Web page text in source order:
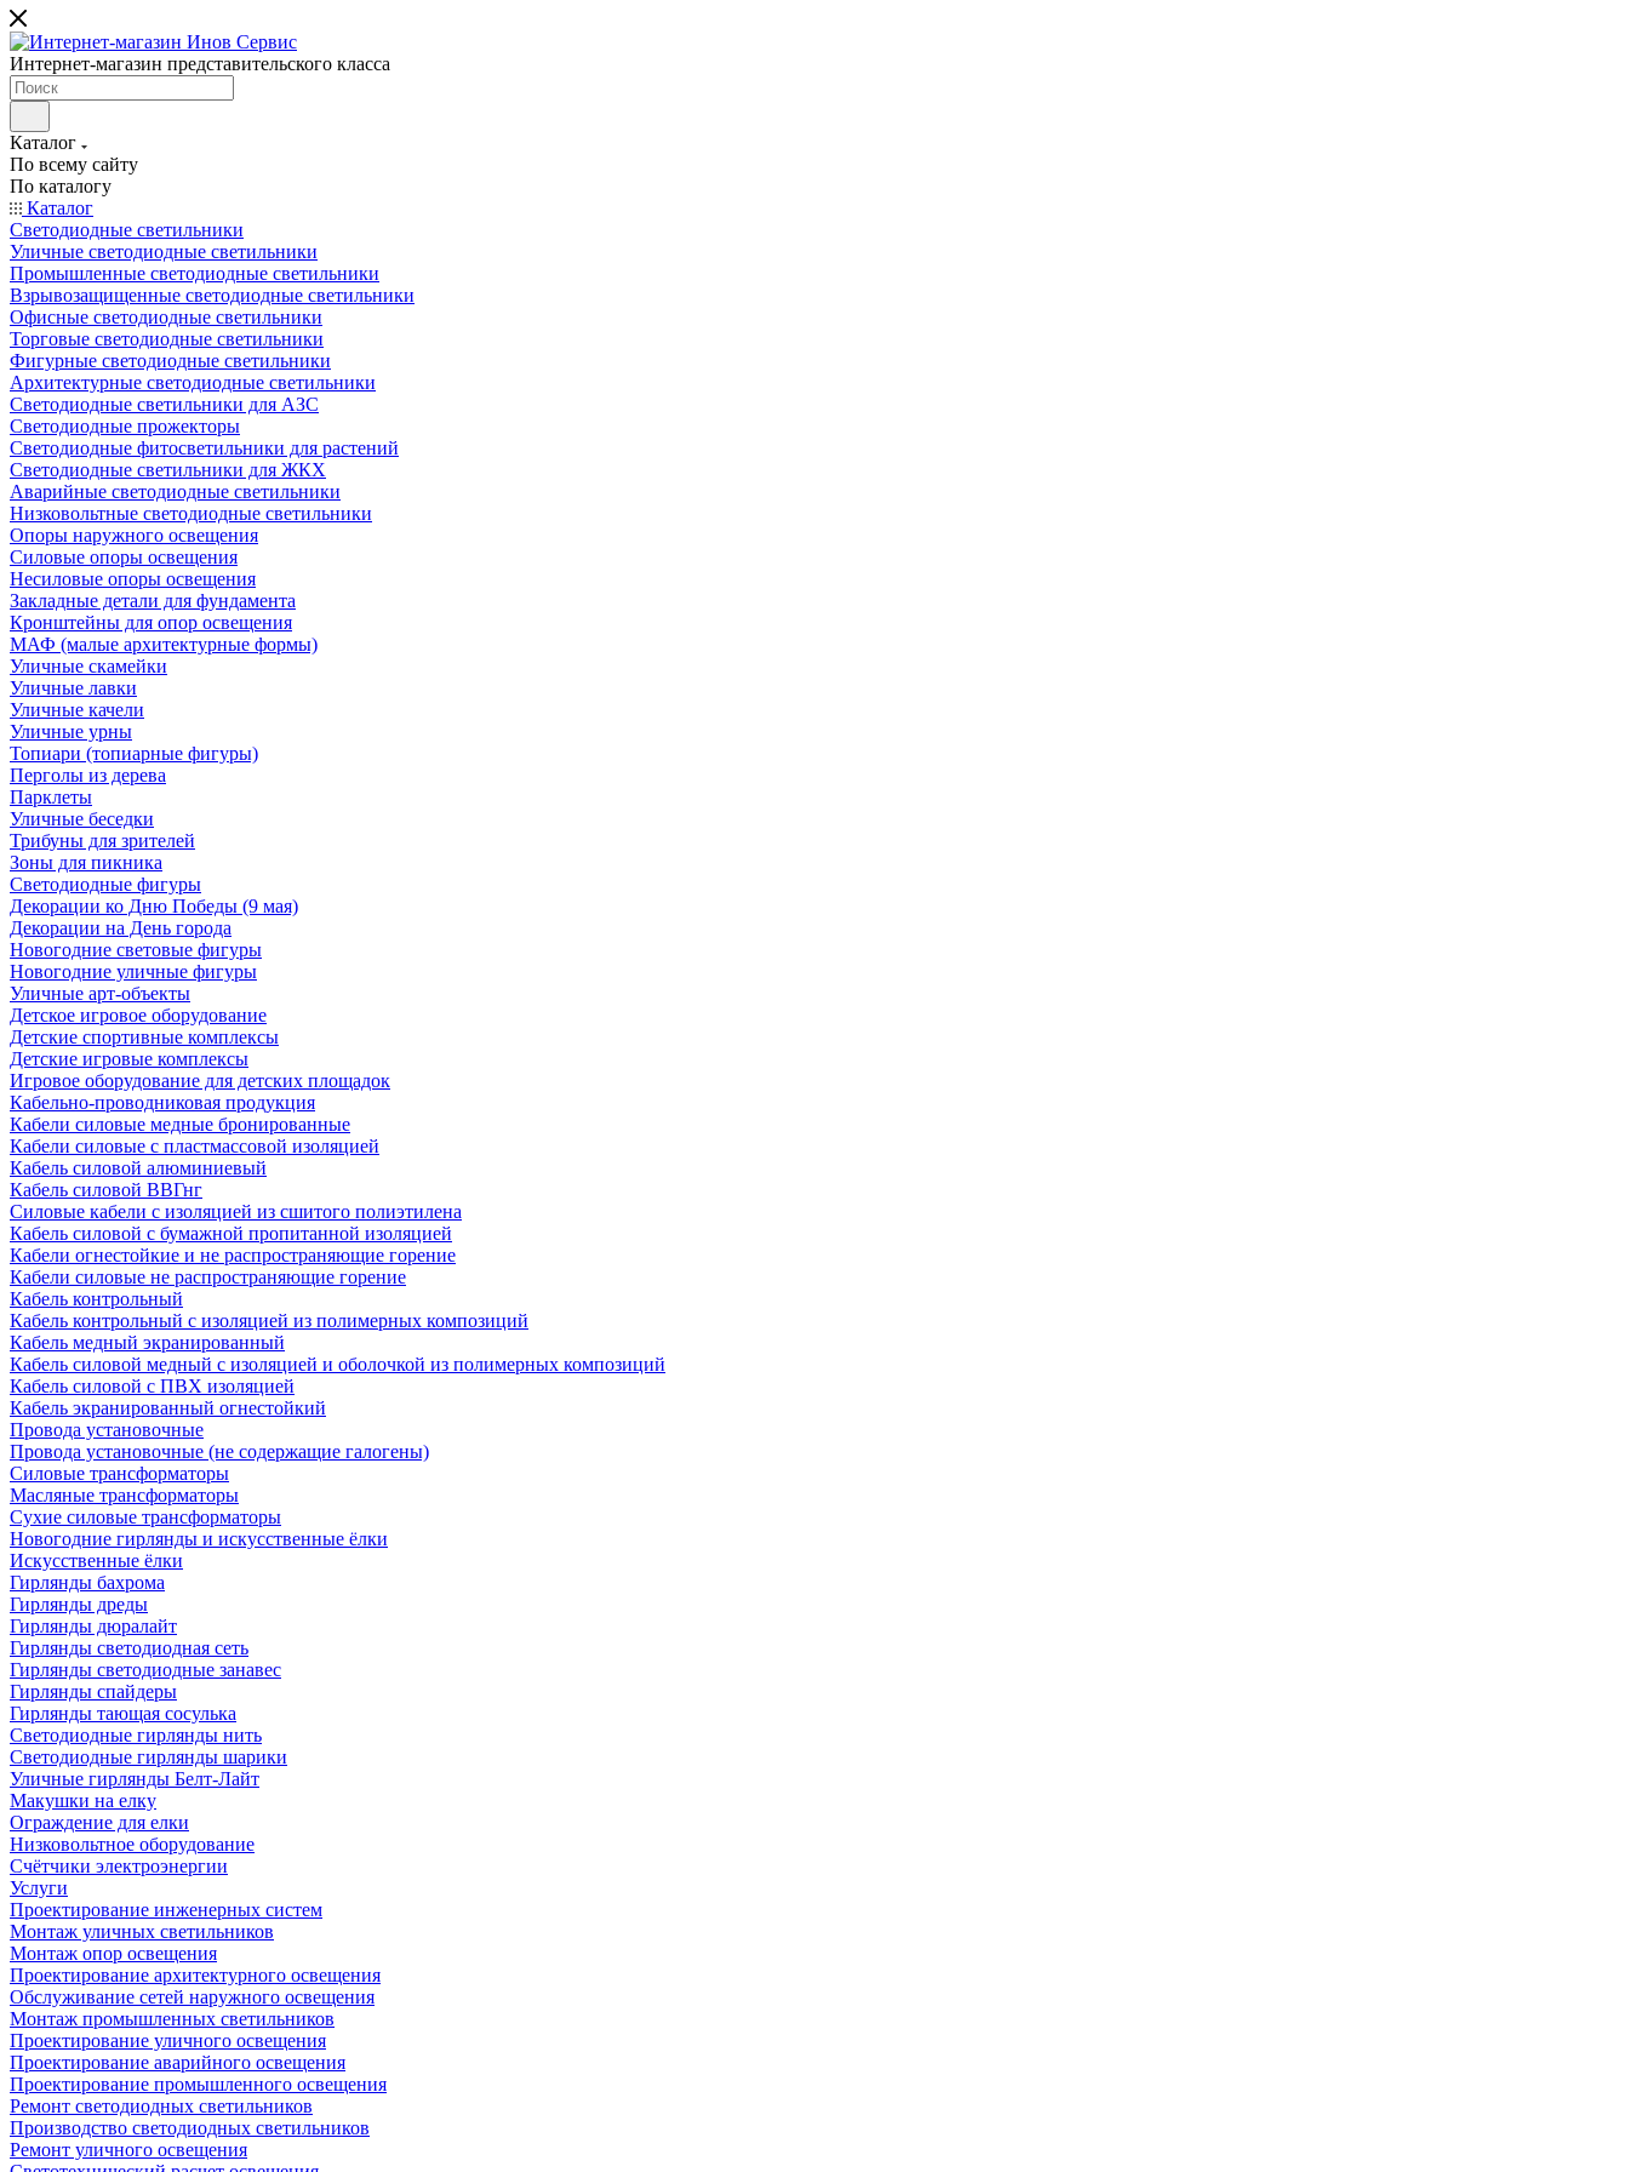
Интернет-магазин представительского класса
Каталог
По всему сайту
По каталогу
Каталог
Светодиодные светильники
Уличные светодиодные светильники
Промышленные светодиодные светильники
Взрывозащищенные светодиодные светильники
Офисные светодиодные светильники
Торговые светодиодные светильники
Фигурные светодиодные светильники
Архитектурные светодиодные светильники
Светодиодные светильники для АЗС
Светодиодные прожекторы
Светодиодные фитосветильники для растений
Светодиодные светильники для ЖКХ
Аварийные светодиодные светильники
Низковольтные светодиодные светильники
Опоры наружного освещения
Силовые опоры освещения
Несиловые опоры освещения
Закладные детали для фундамента
Кронштейны для опор освещения
МАФ (малые архитектурные формы)
Уличные скамейки
Уличные лавки
Уличные качели
Уличные урны
Топиари (топиарные фигуры)
Перголы из дерева
Парклеты
Уличные беседки
Трибуны для зрителей
Зоны для пикника
Светодиодные фигуры
Декорации ко Дню Победы (9 мая)
Декорации на День города
Новогодние световые фигуры
Новогодние уличные фигуры
Уличные арт-объекты
Детское игровое оборудование
Детские спортивные комплексы
Детские игровые комплексы
Игровое оборудование для детских площадок
Кабельно-проводниковая продукция
Кабели силовые медные бронированные
Кабели силовые с пластмассовой изоляцией
Кабель силовой алюминиевый
Кабель силовой ВВГнг
Силовые кабели с изоляцией из сшитого полиэтилена
Кабель силовой с бумажной пропитанной изоляцией
Кабели огнестойкие и не распространяющие горение
Кабели силовые не распространяющие горение
Кабель контрольный
Кабель контрольный с изоляцией из полимерных композиций
Кабель медный экранированный
Кабель силовой медный с изоляцией и оболочкой из полимерных композиций
Кабель силовой с ПВХ изоляцией
Кабель экранированный огнестойкий
Провода установочные
Провода установочные (не содержащие галогены)
Силовые трансформаторы
Масляные трансформаторы
Сухие силовые трансформаторы
Новогодние гирлянды и искусственные ёлки
Искусственные ёлки
Гирлянды бахрома
Гирлянды дреды
Гирлянды дюралайт
Гирлянды светодиодная сеть
Гирлянды светодиодные занавес
Гирлянды спайдеры
Гирлянды тающая сосулька
Светодиодные гирлянды нить
Светодиодные гирлянды шарики
Уличные гирлянды Белт-Лайт
Макушки на елку
Ограждение для елки
Низковольтное оборудование
Счётчики электроэнергии
Услуги
Проектирование инженерных систем
Монтаж уличных светильников
Монтаж опор освещения
Проектирование архитектурного освещения
Обслуживание сетей наружного освещения
Монтаж промышленных светильников
Проектирование уличного освещения
Проектирование аварийного освещения
Проектирование промышленного освещения
Ремонт светодиодных светильников
Производство светодиодных светильников
Ремонт уличного освещения